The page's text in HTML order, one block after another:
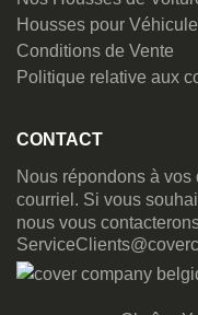
Housses pour
Conditions de Vente
Politique relative aux
CONTACT
Nous répondons à
courriel. Si vous
nous vous